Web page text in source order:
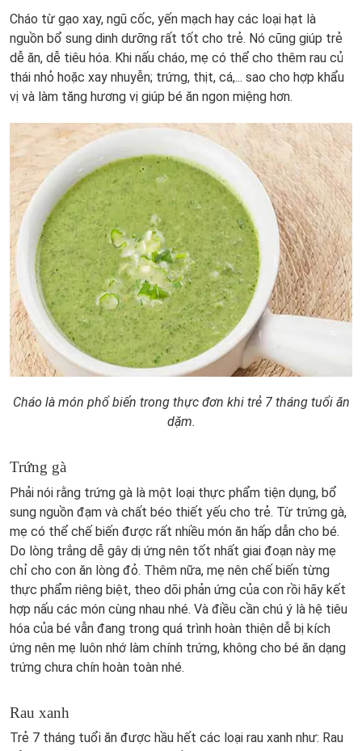
Cháo từ gạo xay, ngũ cốc, yến mạch hay các loại hạt là
nguồn bổ sung dinh dưỡng rất tốt cho trẻ. Nó cũng giúp trẻ
dễ ăn, dễ tiêu hóa. Khi nấu cháo, mẹ có thể cho thêm rau củ
thái nhỏ hoặc xay nhuyễn; trứng, thịt, cá,... sao cho hợp khẩu
vị và làm tăng hương vị giúp bé ăn ngon miệng hơn.
Cháo là món phổ biến trong thực đơn khi trẻ 7 tháng tuổi ăn
dặm.
Trứng gà
Phải nói rằng trứng gà là một loại thực phẩm tiện dụng, bổ
sung nguồn đạm và chất béo thiết yếu cho trẻ. Từ trứng gà,
mẹ có thể chế biến được rất nhiều món ăn hấp dẫn cho bé.
Do lòng trắng dễ gây dị ứng nên tốt nhất giai đoạn này mẹ
chỉ cho con ăn lòng đỏ. Thêm nữa, mẹ nên chế biến từng
thực phẩm riêng biệt, theo dõi phản ứng của con rồi hãy kết
hợp nấu các món cùng nhau nhé. Và điều cần chú ý là hệ tiêu
hóa của bé vẫn đang trong quá trình hoàn thiện dễ bị kích
ứng nên mẹ luôn nhớ làm chính trứng, không cho bé ăn dạng
trứng chưa chín hoàn toàn nhé.
Rau xanh
Trẻ 7 tháng tuổi ăn được hầu hết các loại rau xanh như: Rau